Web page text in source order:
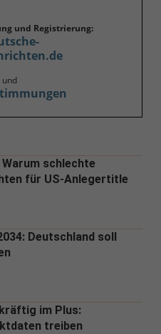
und Registrierung:
und
schlechte
für US-Anlegertitle
Deutschland soll
im Plus:
treiben